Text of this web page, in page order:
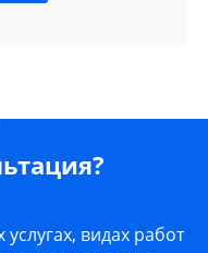
видах работ